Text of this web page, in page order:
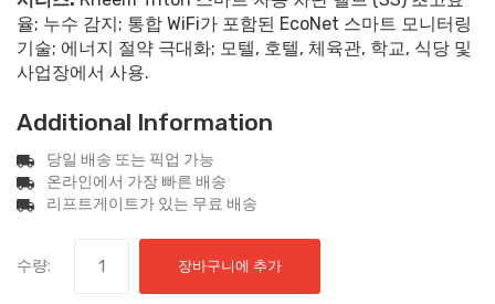
율; 누수 감지; 통합 WiFi가 포함된 EcoNet 스마트 모니터링
기술; 에너지 절약 극대화; 모텔, 호텔, 체육관, 학교, 식당 및
사업장에서 사용.
Additional Information
당일 배송 또는 픽업 가능
온라인에서 가장 빠른 배송
리프트게이트가 있는 무료 배송
수량: 장바구니에 추가